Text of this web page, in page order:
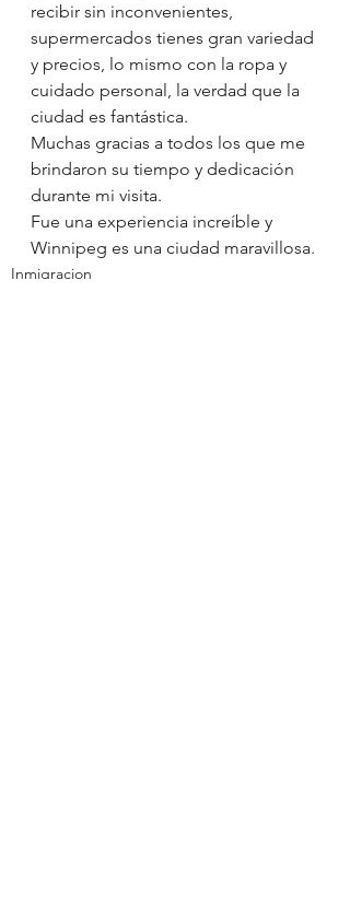
recibir sin inconvenientes,
supermercados tienes gran variedad
y precios, lo mismo con la ropa y
cuidado personal, la verdad que la
ciudad es fantástica.
Muchas gracias a todos los que me
brindaron su tiempo y dedicación
durante mi visita.
Fue una experiencia increíble y
Winnipeg es una ciudad maravillosa.
Inmigracion